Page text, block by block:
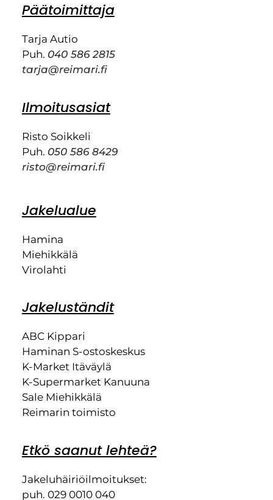
Päätoimittaja
Tarja Autio
Puh. 040 586 2815
tarja@reimari.fi
Ilmoitusasiat
Risto Soikkeli
Puh. 050 586 8429
risto@reimari.fi
Jakelualue
Hamina
Miehikkälä
Virolahti
Jakeluständit
ABC Kippari
Haminan S-ostoskeskus
K-Market Itäväylä
K-Supermarket Kanuuna
Sale Miehikkälä
Reimarin toimisto
Etkö saanut lehteä?
Jakeluhäiriöilmoitukset:
puh. 029 0010 040